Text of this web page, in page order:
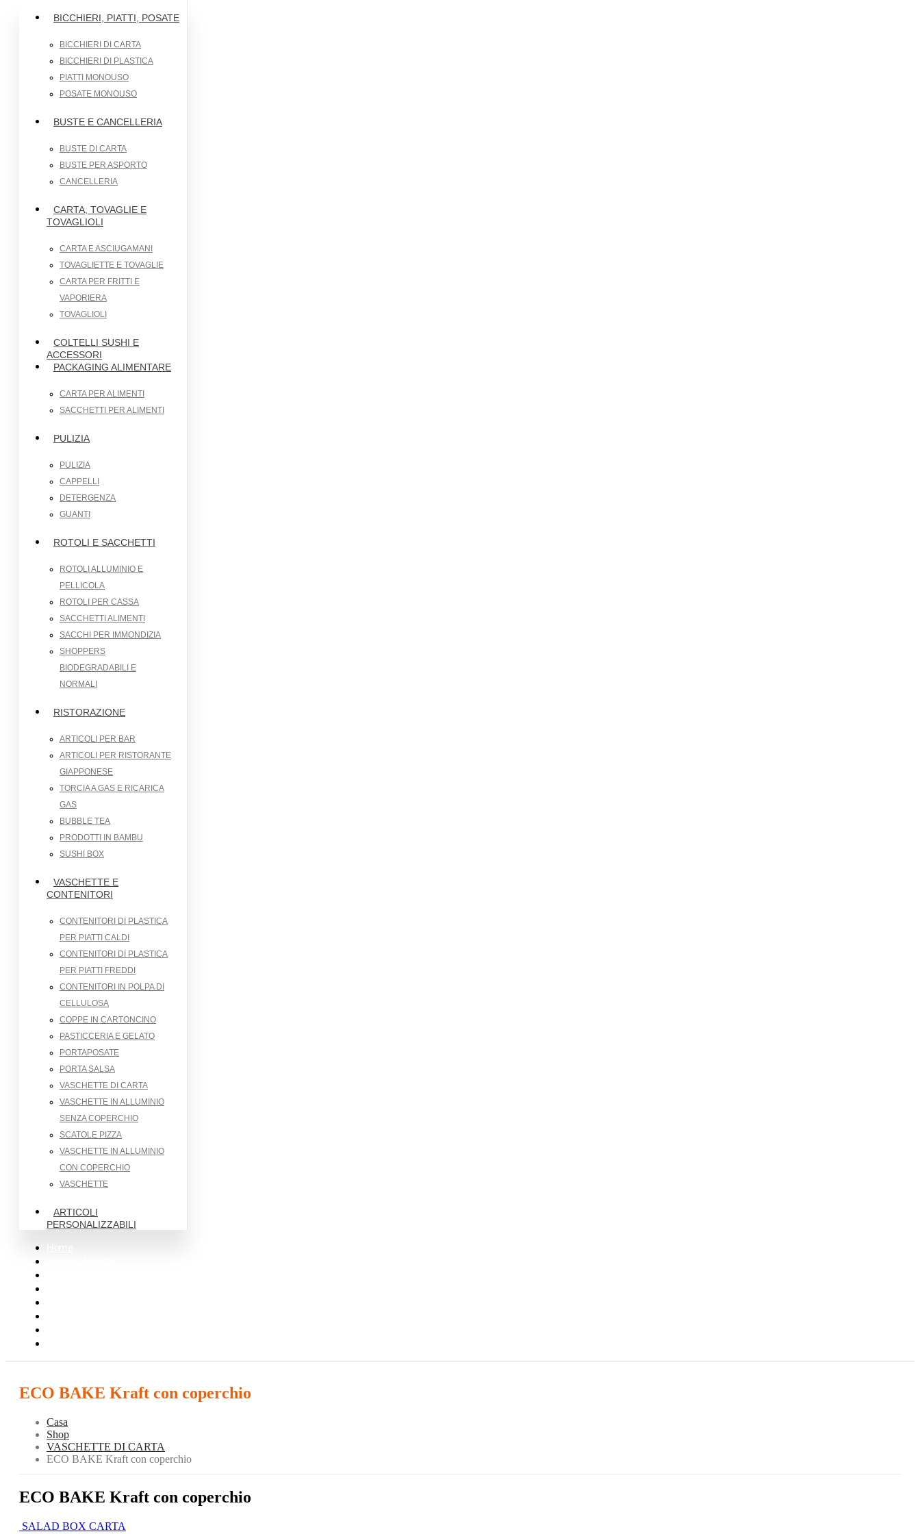
BICCHIERI, PIATTI, POSATE
BICCHIERI DI CARTA
BICCHIERI DI PLASTICA
PIATTI MONOUSO
POSATE MONOUSO
BUSTE E CANCELLERIA
BUSTE DI CARTA
BUSTE PER ASPORTO
CANCELLERIA
CARTA, TOVAGLIE E
TOVAGLIOLI
CARTA E ASCIUGAMANI
TOVAGLIETTE E TOVAGLIE
CARTA PER FRITTI E
VAPORIERA
TOVAGLIOLI
COLTELLI SUSHI E
ACCESSORI
PACKAGING ALIMENTARE
CARTA PER ALIMENTI
SACCHETTI PER ALIMENTI
PULIZIA
PULIZIA
CAPPELLI
DETERGENZA
GUANTI
ROTOLI E SACCHETTI
ROTOLI ALLUMINIO E
PELLICOLA
ROTOLI PER CASSA
SACCHETTI ALIMENTI
SACCHI PER IMMONDIZIA
SHOPPERS
BIODEGRADABILI E
NORMALI
RISTORAZIONE
ARTICOLI PER BAR
ARTICOLI PER RISTORANTE
GIAPPONESE
TORCIA A GAS E RICARICA
GAS
BUBBLE TEA
PRODOTTI IN BAMBU
SUSHI BOX
VASCHETTE E
CONTENITORI
CONTENITORI DI PLASTICA
PER PIATTI CALDI
CONTENITORI DI PLASTICA
PER PIATTI FREDDI
CONTENITORI IN POLPA DI
CELLULOSA
COPPE IN CARTONCINO
PASTICCERIA E GELATO
PORTAPOSATE
PORTA SALSA
VASCHETTE DI CARTA
VASCHETTE IN ALLUMINIO
SENZA COPERCHIO
SCATOLE PIZZA
VASCHETTE IN ALLUMINIO
CON COPERCHIO
VASCHETTE
ARTICOLI
PERSONALIZZABILI
ECO BAKE Kraft con coperchio
Casa
Shop
VASCHETTE DI CARTA
ECO BAKE Kraft con coperchio
ECO BAKE Kraft con coperchio
SALAD BOX CARTA